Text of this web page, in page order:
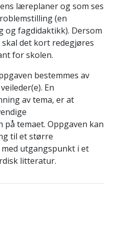
læreplaner og som ses
(en
og fagdidaktikk). Dersom
det kort redegjøres
for skolen.
bestemmes av
En
av tema, er at
temaet. Oppgaven kan
til et større
utgangspunkt i et
litteratur.